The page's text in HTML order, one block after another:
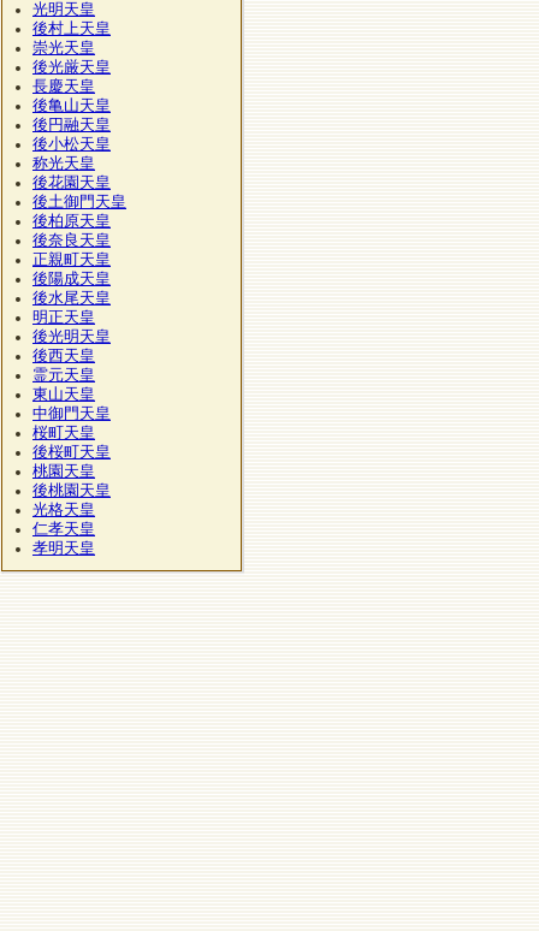
光明天皇
後村上天皇
崇光天皇
後光厳天皇
長慶天皇
後亀山天皇
後円融天皇
後小松天皇
称光天皇
後花園天皇
後土御門天皇
後柏原天皇
後奈良天皇
正親町天皇
後陽成天皇
後水尾天皇
明正天皇
後光明天皇
後西天皇
霊元天皇
東山天皇
中御門天皇
桜町天皇
後桜町天皇
桃園天皇
後桃園天皇
光格天皇
仁孝天皇
孝明天皇